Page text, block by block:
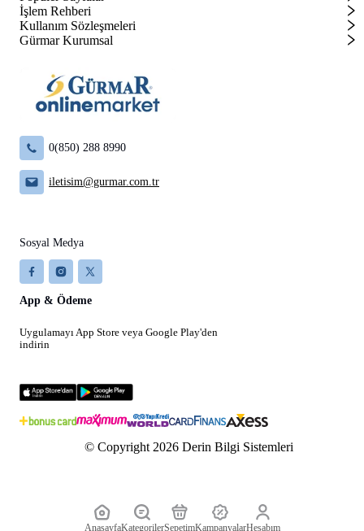
AnasayfaKategorilerSepetimKampanyalarHesabım
İşlem Rehberi
Kullanım Sözleşmeleri
Gürmar Kurumsal
0(850) 288 8990
iletisim@gurmar.com.tr
Sosyal Medya
App & Ödeme
Uygulamayı App Store veya Google Play'den
indirin
© Copyright 2026 Derin Bilgi Sistemleri